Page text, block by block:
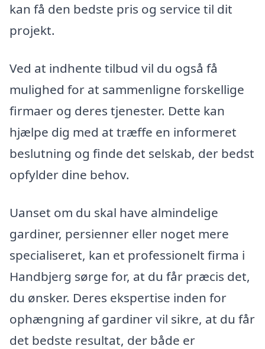
kan få den bedste pris og service til dit
projekt.
Ved at indhente tilbud vil du også få
mulighed for at sammenligne forskellige
firmaer og deres tjenester. Dette kan
hjælpe dig med at træffe en informeret
beslutning og finde det selskab, der bedst
opfylder dine behov.
Uanset om du skal have almindelige
gardiner, persienner eller noget mere
specialiseret, kan et professionelt firma i
Handbjerg sørge for, at du får præcis det,
du ønsker. Deres ekspertise inden for
ophængning af gardiner vil sikre, at du får
det bedste resultat, der både er